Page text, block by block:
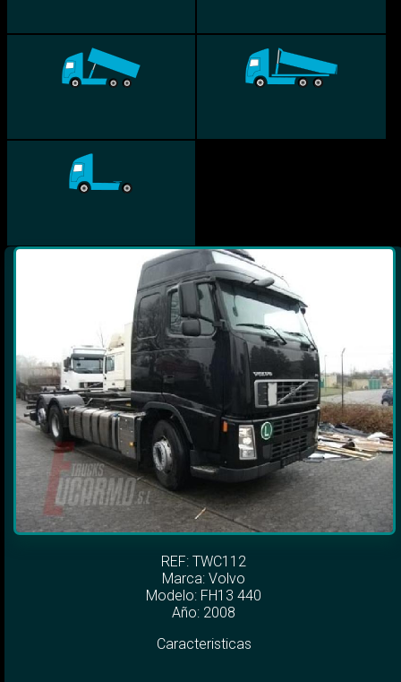
REF: TWC112
Marca:Volvo
Modelo: FH13 440
Año: 2008
Caracteristicas